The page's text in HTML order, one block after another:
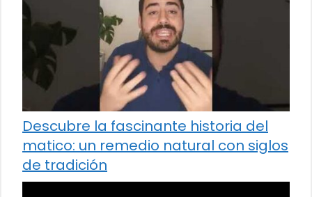
Descubre la fascinante historia del
matico: un remedio natural con siglos
de tradición